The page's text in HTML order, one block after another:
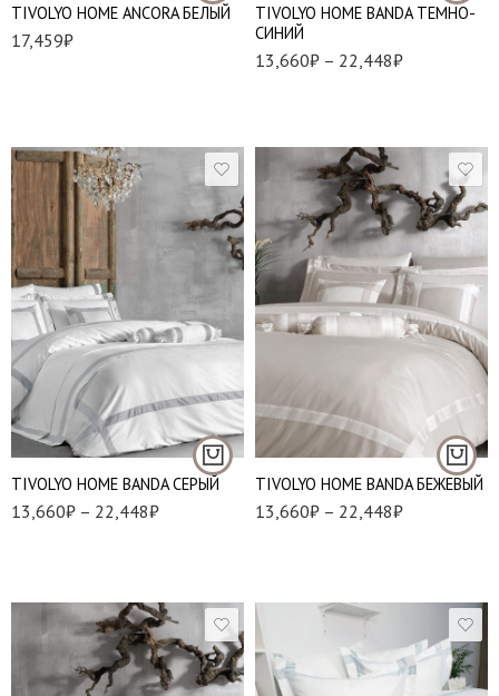
TIVOLYO HOME ANCORA БЕЛЫЙ
17,459₽
TIVOLYO HOME BANDA ТЕМНО-
СИНИЙ
13,660₽ – 22,448₽
TIVOLYO HOME BANDA СЕРЫЙ
13,660₽ – 22,448₽
1,5 спальный
Евро стандарт
Евро макси
Семейный
TIVOLYO HOME BANDA БЕЖЕВЫЙ
13,660₽ – 22,448₽
1,5 спальный
Семейный